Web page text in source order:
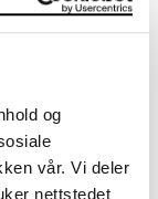
og
vår. Vi deler
nettstedet
000 unike
samlingene
Ludvig O.